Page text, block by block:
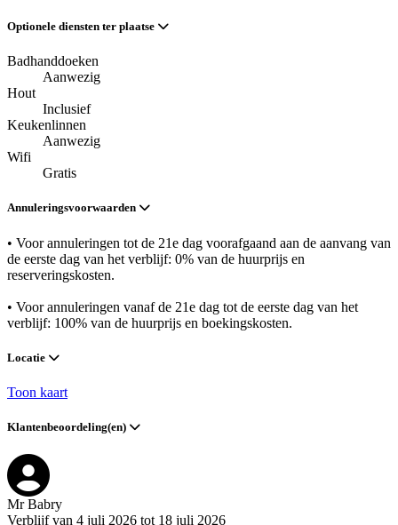
Optionele diensten ter plaatse
Badhanddoeken
Aanwezig
Hout
Inclusief
Keukenlinnen
Aanwezig
Wifi
Gratis
Annuleringsvoorwaarden
• Voor annuleringen tot de 21e dag voorafgaand aan de aanvang van
de eerste dag van het verblijf: 0% van de huurprijs en
reserveringskosten.
• Voor annuleringen vanaf de 21e dag tot de eerste dag van het
verblijf: 100% van de huurprijs en boekingskosten.
Locatie
Toon kaart
Klantenbeoordeling(en)
Mr Babry
Verblijf van 4 juli 2026 tot 18 juli 2026